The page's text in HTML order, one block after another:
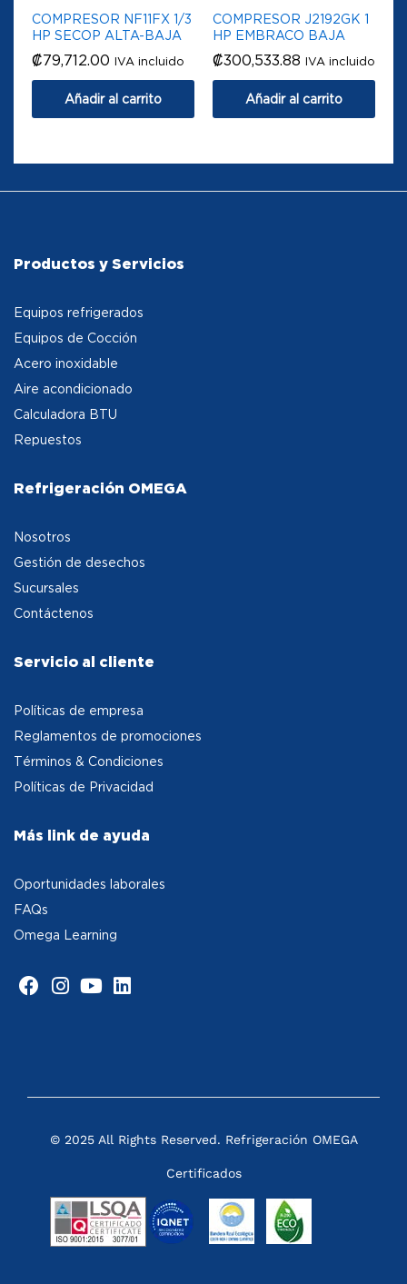
COMPRESOR NF11FX 1/3
HP SECOP ALTA-BAJA
₡79,712.00 IVA incluido
Añadir al carrito
COMPRESOR J2192GK 1
HP EMBRACO BAJA
₡300,533.88 IVA incluido
Añadir al carrito
Productos y Servicios
Equipos refrigerados
Equipos de Cocción
Acero inoxidable
Aire acondicionado
Calculadora BTU
Repuestos
Refrigeración OMEGA
Nosotros
Gestión de desechos
Sucursales
Contáctenos
Servicio al cliente
Políticas de empresa
Reglamentos de promociones
Términos & Condiciones
Políticas de Privacidad
Más link de ayuda
Oportunidades laborales
FAQs
Omega Learning
© 2025 All Rights Reserved. Refrigeración OMEGA
Certificados